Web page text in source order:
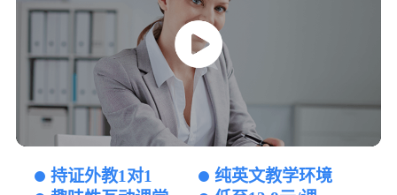
持证外教1对1
纯英文教学环境